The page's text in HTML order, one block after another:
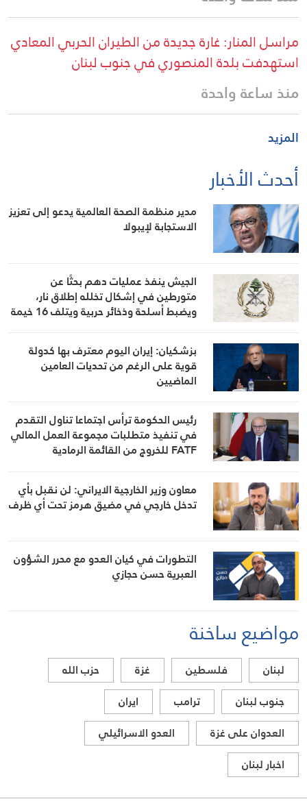
مراسل المنار: غارة جديدة من الطيران الحربي المعادي
استهدفت بلدة المنصوري في جنوب لبنان
منذ ساعة واحدة
المزيد
أحدث الأخبار
مدير منظمة الصحة العالمية يدعو إلى تعزيز
الاستجابة لإيبولا
الجيش ينفذ عمليات دهم بحثًا عن
متورطين في إشكال تخلله إطلاق نار،
ويضبط أسلحة وذخائر حربية ويتلف 16 خيمة
بزشكيان: إيران اليوم معترف بها كدولة
قوية على الرغم من تحديات العامين
الماضيين
رئيس الحكومة ترأس اجتماعا تناول التقدم
في تنفيذ متطلبات مجموعة العمل المالي
FATF للخروج من القائمة الرمادية
معاون وزير الخارجية الايراني: لن نقبل بأي
تدخل خارجي في مضيق هرمز تحت أي ظرف
التطورات في كيان العدو مع محرر الشؤون
العبرية حسن حجازي
مواضيع ساخنة
لبنان فلسطين غزة
حزب الله
جنوب لبنان
ترامب
ايران
العدوان على غزة
العدو الاسرائيلي
اخبار لبنان